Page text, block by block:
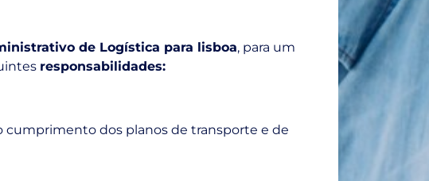
de Logística para lisboa, para um
responsabilidades:
cumprimento dos planos de transporte e de